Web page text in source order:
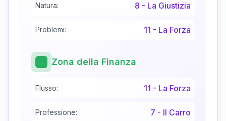
Natura: 8 - La Giustizia
Problemi: 11 - La Forza
Zona della Finanza
Flusso: 11 - La Forza
Professione: 7 - Il Carro